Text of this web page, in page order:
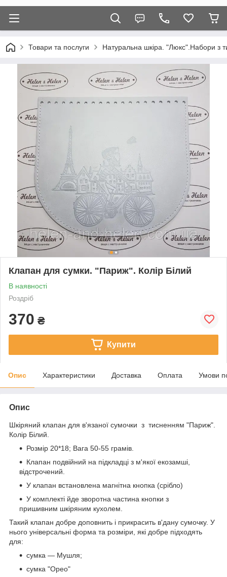
Товари та послуги Натуральна шкіра. "Люкс".Набори з
Клапан для сумки. "Париж". Колір Білий
В наявності
Роздріб
370 ₴
Купити
Опис Характеристики Доставка Оплата Умови
Опис
Шкіряний клапан для в'язаної сумочки з тисненням "Париж".
Колір Білий.
Розмір 20*18; Вага 50-55 грамів.
Клапан подвійний на підкладці з м'якої екозамші,
відстрочений.
У клапан встановлена магнітна кнопка (срібло)
У комплекті йде зворотна частина кнопки з
пришивним шкіряним кухолем.
Такий клапан добре доповнить і прикрасить в'дану сумочку. У
нього універсальні форма та розміри, які добре підходять
для:
сумка — Мушля;
сумка "Орео"